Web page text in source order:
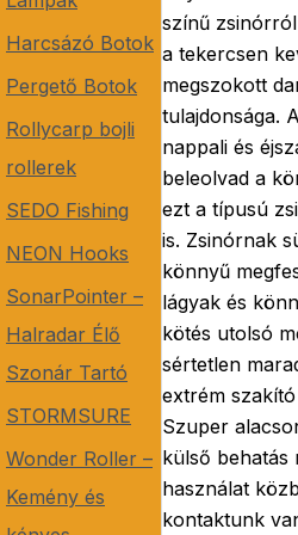
Harcsázó Botok
Pergető Botok
Rollycarp bojli
rollerek
SEDO Fishing
NEON Hooks
SonarPointer –
Halradar Élő
Szonár Tartó
STORMSURE
Wonder Roller –
Kemény és
színű
a tekercsen
megszokott
tulajdonsága.
nappali és
beleolvad a
ezt a típusú
is. Zsinórnak
könnyű
lágyak és
kötés utolsó
sértetlen
extrém
Szuper
külső behatás
használat
kontaktunk